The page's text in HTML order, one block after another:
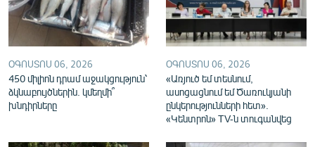
ՕԳՈՍՏՈՍ 06, 2026
450 միլիոն դրամ աջակցություն՝
ձկնաբույծներին. կմեղմի՞
խնդիրները
ՕԳՈՍՏՈՍ 06, 2026
«Առյուծ եմ տեսնում,
ասոցացնում եմ Ծառուկյանի
ընկերությունների հետ».
«Կենտրոն» TV-ն տուգանվեց